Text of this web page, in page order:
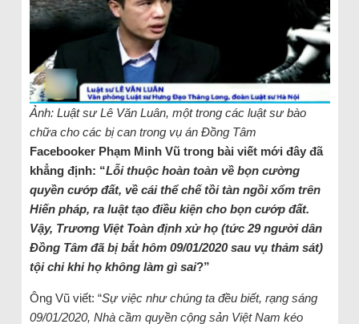
Ảnh: Luật sư Lê Văn Luân, một trong các luật sư bào
chữa cho các bị can trong vụ án Đồng Tâm
Facebooker Phạm Minh Vũ trong bài viết mới đây đã
khẳng định: “Lỗi thuộc hoàn toàn về bọn cường
quyền cướp đất, về cái thể chế tồi tàn ngồi xổm trên
Hiến pháp, ra luật tạo điều kiện cho bọn cướp đất.
Vậy, Trương Việt Toàn định xử họ (tức 29 người dân
Đồng Tâm đã bị bắt hôm 09/01/2020 sau vụ thảm sát)
tội chi khi họ không làm gì sai?”
Ông Vũ viết: “Sự việc như chúng ta đều biết, rạng sáng
09/01/2020, Nhà cầm quyền cộng sản Việt Nam kéo